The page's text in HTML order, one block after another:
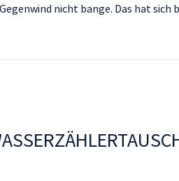
nicht bange. Das hat sich